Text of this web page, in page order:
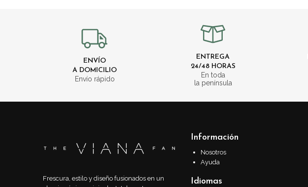
ENVÍO
A DOMICILIO
Envío rápido
ENTREGA
24/48 HORAS
En toda
la península
Frescura, estilo y diseño fusionados en un
Información
Nosotros
Ayuda
Idiomas